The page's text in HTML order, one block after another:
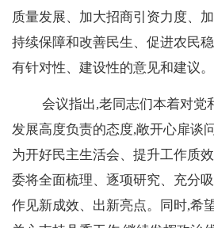
质量发展、加大招商引资力度、
持续保障和改善民生、促进农民
有针对性、建设性的意见和建议。
会议指出,老同志们本着对党
发展高度负责的态度,敞开心扉谈
为开好民主生活会、提升工作质
委将全面梳理、逐项研究、充分
作见新成效、出新亮点。同时,希